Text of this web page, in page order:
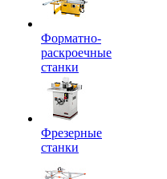
Форматно-
раскроечные
станки
Фрезерные
станки